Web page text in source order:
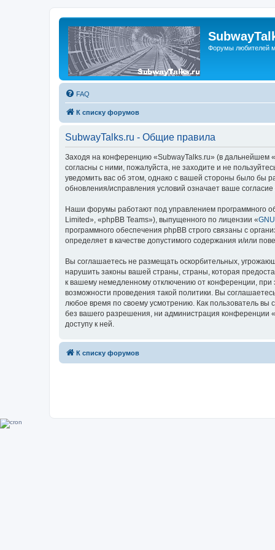
Форумы любителей
FAQ
К списку форумов
SubwayTalks.ru - Общие правила
Заходя на конференцию «SubwayTalks.ru» (в дальнейшем
согласны с ними, пожалуйста, не заходите и не
уведомить вас об этом, однако с вашей стороны было бы
обновления/исправления условий означает ваше
Наши форумы работают под управлением программного
Limited», «phpBB Teams»), выпущенного по лицензии «
программного обеспечения phpBB строго связаны с
определяет в качестве допустимого содержания и/или
Вы соглашаетесь не размещать оскорбительных,
нарушить законы вашей страны, страны, которая
к вашему немедленному отключению от конференции, при
возможности проведения такой политики. Вы
любое время по своему усмотрению. Как пользователь
без вашего разрешения, ни администрация конференции
доступу к ней.
К списку форумов